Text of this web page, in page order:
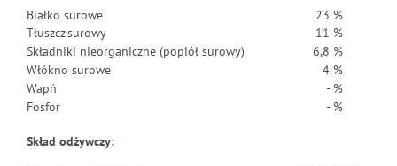
Białko surowe
23 %
Tłuszcz surowy
11 %
Składniki nieorganiczne (popiół surowy)
6,8 %
Włókno surowe
4 %
Wapń
- %
Fosfor
- %
Skład odżywczy: